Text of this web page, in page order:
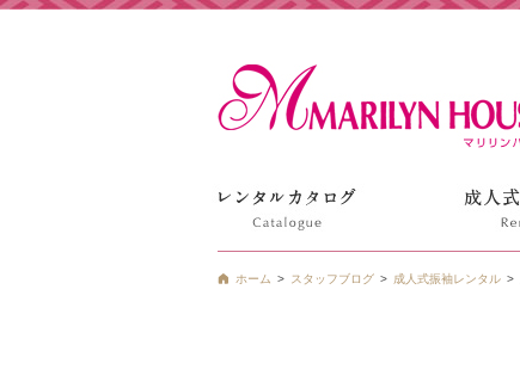
ホーム スタッフブログ 成人式振袖レンタル